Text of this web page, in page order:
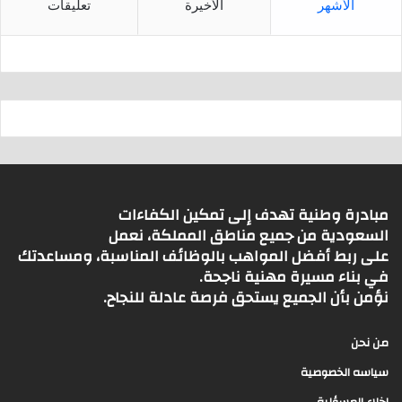
الأشهر الأخيرة تعليقات
مبادرة وطنية تهدف إلى تمكين الكفاءات
السعودية من جميع مناطق المملكة، نعمل
على ربط أفضل المواهب بالوظائف المناسبة، ومساعدتك
في بناء مسيرة مهنية ناجحة.
نؤمن بأن الجميع يستحق فرصة عادلة للنجاح.
من نحن
سياسه الخصوصية